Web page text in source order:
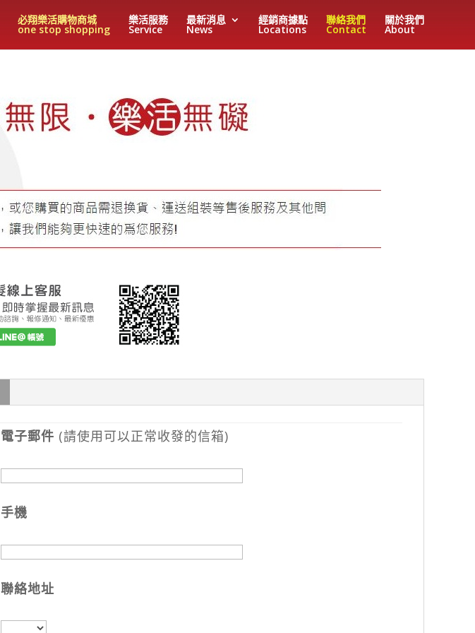
必翔樂活購物商城
one stop shopping
樂活服務
Service
最新消息
News
經銷商據點
Locations
聯絡我們
Contact
關於我們
About
電子郵件 (請使用可以正常收發的信箱)
手機
聯絡地址